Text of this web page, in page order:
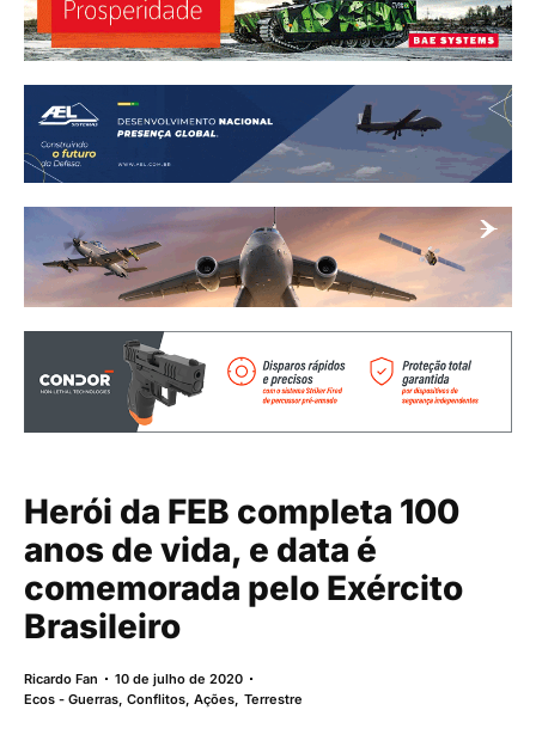
Herói da FEB completa 100
anos de vida, e data é
comemorada pelo Exército
Brasileiro
Ricardo Fan
10 de julho de 2020
Ecos - Guerras, Conflitos, Ações,Terrestre